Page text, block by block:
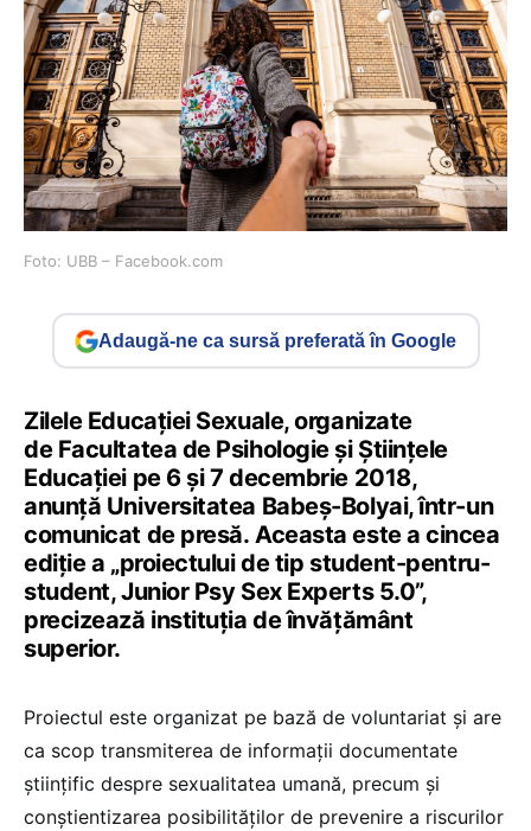
Foto: UBB – Facebook.com
Adaugă-ne ca sursă preferată în Google
Zilele Educației Sexuale, organizate
de Facultatea de Psihologie și Științele
Educației pe 6 și 7 decembrie 2018,
anunță Universitatea Babeș-Bolyai, într-un
comunicat de presă. Aceasta este a cincea
ediție a „proiectului de tip student-pentru-
student, Junior Psy Sex Experts 5.0”,
precizează instituția de învățământ
superior.
Proiectul este organizat pe bază de voluntariat și are
ca scop transmiterea de informații documentate
științific despre sexualitatea umană, precum și
conștientizarea posibilităților de prevenire a riscurilor